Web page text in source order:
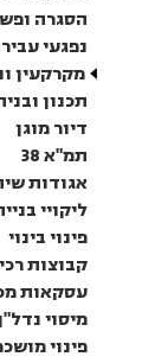
הסגרה
נפגעי
מקרקעין
תכנון
דיור מוגן
תמ"א 38
אגודות
ליקויי
פינוי בינוי
קבוצות
עסקאות
מיסוי
פינוי